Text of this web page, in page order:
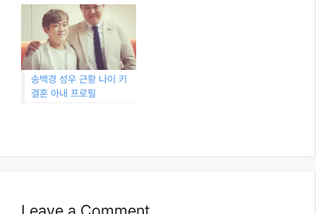
송백경 성우 근황 나이 키
결혼 아내 프로필
Leave a Comment